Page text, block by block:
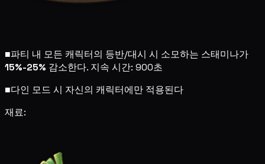
■파티 내 모든 캐릭터의 등반/대시 시 소모하는 스태미나가
15%-25% 감소한다. 지속 시간: 900초
■다인 모드 시 자신의 캐릭터에만 적용된다
재료: